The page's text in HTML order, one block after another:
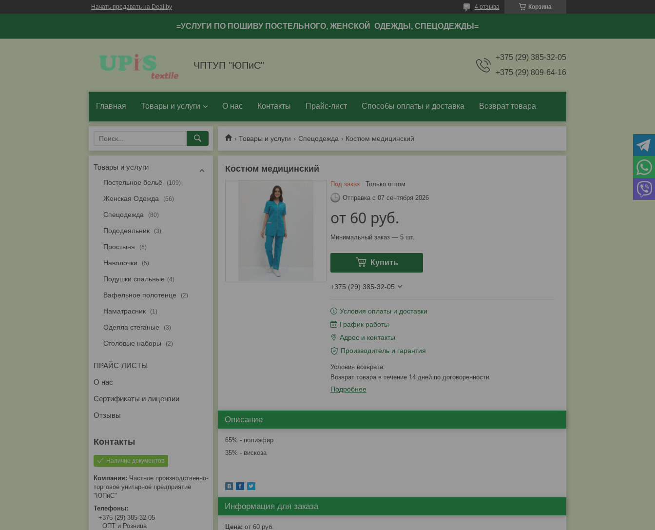
Начать продавать на Deal.by Корзина
4 отзыва
=УСЛУГИ ПО ПОШИВУ ПОСТЕЛЬНОГО, ЖЕНСКОЙ ОДЕЖДЫ, СПЕЦОДЕЖДЫ=
ЧПТУП "ЮПиС"
+375 (29) 385-32-05
+375 (29) 809-64-16
Главная Товары и услуги О нас Контакты Прайс-лист Способы оплаты и доставка Возврат товара
Товары и услуги Спецодежда Костюм медицинский
Костюм медицинский
Под заказ
Только оптом
Отправка с 07 сентября 2026
от 60 руб.
Минимальный заказ — 5 шт.
Купить
+375 (29) 385-32-05
Условия оплаты и доставки
График работы
Адрес и контакты
Производитель и гарантия
возврат товара в течение 14 дней по договоренности
Подробнее
Описание
65% - полиэфир
35% - вискоза
Информация для заказа
Цена: от 60 руб.
Товары и услуги
Постельное бельё 109
Женская Одежда 56
Спецодежда 80
Пододеяльник 3
Простыня 6
Наволочки 5
Подушки спальные 4
Вафельное полотенце 2
Наматрасник 1
Одеяла стеганые 3
Столовые наборы 2
ПРАЙС-ЛИСТЫ
О нас
Сертификаты и лицензии
Отзывы
Наличие документов
Частное производственно-
торговое унитарное предприятие
"ЮПиС"
+375 (29) 385-32-05
ОПТ и Розница